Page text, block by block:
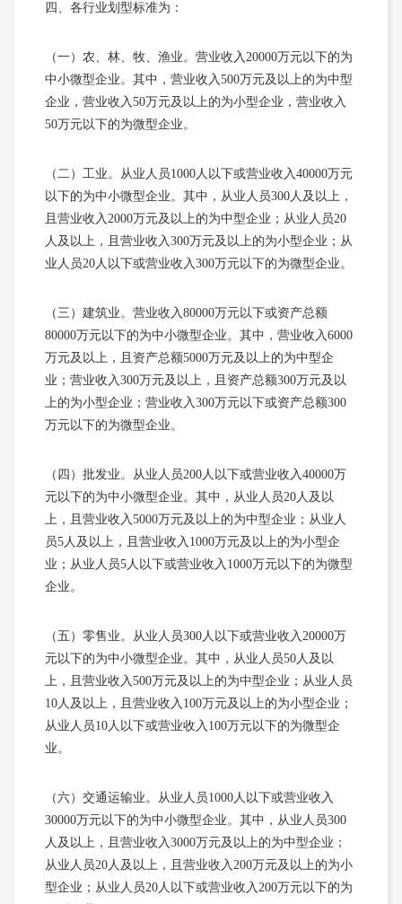
四、各行业划型标准为：
（一）农、林、牧、渔业。营业收入20000万元以下的为
中小微型企业。其中，营业收入500万元及以上的为中型
企业，营业收入50万元及以上的为小型企业，营业收入
50万元以下的为微型企业。
（二）工业。从业人员1000人以下或营业收入40000万元
以下的为中小微型企业。其中，从业人员300人及以上，
且营业收入2000万元及以上的为中型企业；从业人员20
人及以上，且营业收入300万元及以上的为小型企业；从
业人员20人以下或营业收入300万元以下的为微型企业。
（三）建筑业。营业收入80000万元以下或资产总额
80000万元以下的为中小微型企业。其中，营业收入6000
万元及以上，且资产总额5000万元及以上的为中型企
业；营业收入300万元及以上，且资产总额300万元及以
上的为小型企业；营业收入300万元以下或资产总额300
万元以下的为微型企业。
（四）批发业。从业人员200人以下或营业收入40000万
元以下的为中小微型企业。其中，从业人员20人及以
上，且营业收入5000万元及以上的为中型企业；从业人
员5人及以上，且营业收入1000万元及以上的为小型企
业；从业人员5人以下或营业收入1000万元以下的为微型
企业。
（五）零售业。从业人员300人以下或营业收入20000万
元以下的为中小微型企业。其中，从业人员50人及以
上，且营业收入500万元及以上的为中型企业；从业人员
10人及以上，且营业收入100万元及以上的为小型企业；
从业人员10人以下或营业收入100万元以下的为微型企
业。
（六）交通运输业。从业人员1000人以下或营业收入
30000万元以下的为中小微型企业。其中，从业人员300
人及以上，且营业收入3000万元及以上的为中型企业；
从业人员20人及以上，且营业收入200万元及以上的为小
型企业；从业人员20人以下或营业收入200万元以下的为